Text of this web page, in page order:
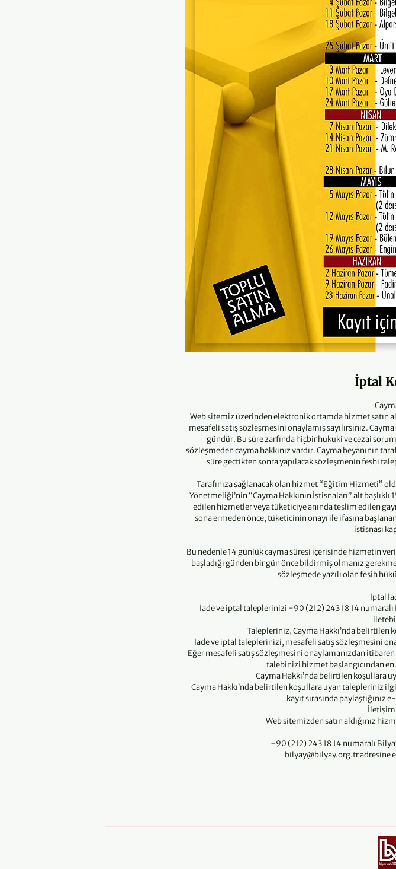
İptal
Web sitemiz üzerinden elektronik ortamda hizmet satın
mesafeli satış sözleşmesini onaylamış sayılırsınız.
gündür. Bu süre zarfında hiçbir hukuki ve cezai
sözleşmeden cayma hakkınız vardır. Cayma beyanının
süre geçtikten sonra yapılacak sözleşmenin feshi
Tarafınıza sağlanacak olan hizmet “Eğitim Hizmeti”
Yönetmeliği’nin “Cayma Hakkının İstisnaları” alt
edilen hizmetler veya tüketiciye anında teslim edilen
sona ermeden önce, tüketicinin onayı ile ifasına
istisnası
Bu nedenle 14 günlük cayma süresi içerisinde hizmetin
başladığı günden bir gün önce bildirmiş olmanız
sözleşmede yazılı olan fesih
İptal
İade ve iptal taleplerinizi +90 (212) 243 18 14
Talepleriniz, Cayma Hakkı’nda
İade ve iptal taleplerinizi, mesafeli satış sözleşmesini
Eğer mesafeli satış sözleşmesini onaylamanızdan
talebinizi hizmet başlangıcından
Cayma Hakkı’nda belirtilen koşullara
Cayma Hakkı’nda belirtilen koşullara uyan talepleriniz
kayıt sırasında
İletişim
Web sitemizden satın aldığınız
+90 (212) 243 18 14 numaralı
bilyay@bilyay.org.tr